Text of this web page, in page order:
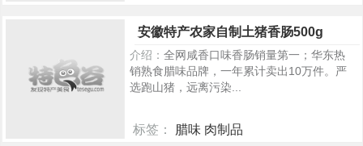
安徽特产农家自制土猪香肠500g
介绍： 全网咸香口味香肠销量第一；华东热
销熟食腊味品牌，一年累计卖出10万件。严
选跑山猪，远离污染...
标签： 腊味 肉制品